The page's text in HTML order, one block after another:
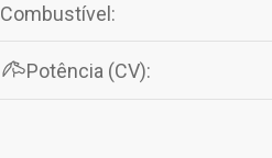
Combustível:
Potência (CV):